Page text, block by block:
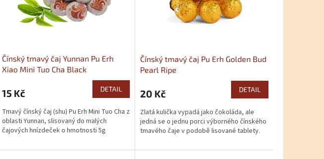
Čínský tmavý čaj Yunnan Pu Erh
Xiao Mini Tuo Cha Black
15 Kč DETAIL
Tmavý čínský čaj (shu) Pu Erh Mini Tuo Cha z
oblasti Yunnan, slisovaný do malých
čajových hnízdeček o hmotnosti 5g
Čínský tmavý čaj Pu Erh Golden Bud
Pearl Ripe
20 Kč DETAIL
Zlatá kulička vypadá jako čokoláda, ale
jedná se o jednu porci výborného čínského
tmavého čaje v podobě lisované tablety.